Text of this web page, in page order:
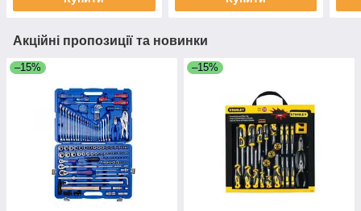
Акційні пропозиції та новинки
–15% –15%